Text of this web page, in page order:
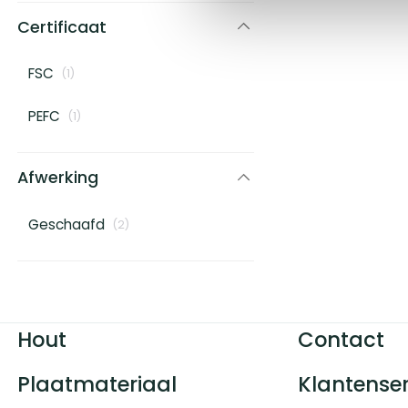
Certificaat
FSC (1)
PEFC (1)
Afwerking
Geschaafd (2)
Hout
Plaatmateriaal
Contact